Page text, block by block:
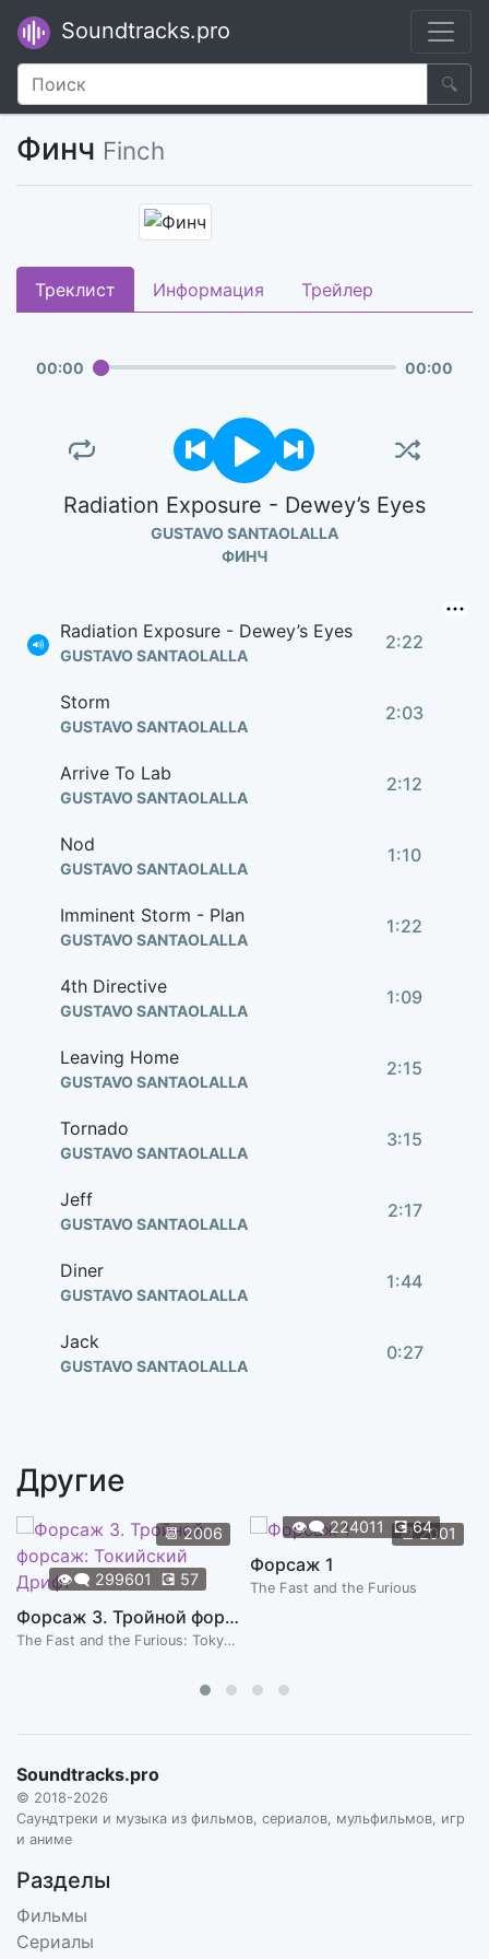
Soundtracks.pro
🔍
Финч Finch
Треклист Информация Трейлер
00:00 00:00
Radiation Exposure - Dewey’s Eyes
GUSTAVO SANTAOLALLA
ФИНЧ
Radiation Exposure - Dewey’s Eyes
GUSTAVO SANTAOLALLA
2:22
Storm
GUSTAVO SANTAOLALLA
2:03
Arrive To Lab
GUSTAVO SANTAOLALLA
2:12
Nod
GUSTAVO SANTAOLALLA
1:10
Imminent Storm - Plan
GUSTAVO SANTAOLALLA
1:22
4th Directive
GUSTAVO SANTAOLALLA
1:09
Leaving Home
GUSTAVO SANTAOLALLA
2:15
Tornado
GUSTAVO SANTAOLALLA
3:15
Jeff
GUSTAVO SANTAOLALLA
2:17
Diner
GUSTAVO SANTAOLALLA
1:44
Jack
GUSTAVO SANTAOLALLA
0:27
Learning to Drive
Hospital, Pt. 1
GUSTAVO SANTAOLALLA
Hospital, Pt. 2
GUSTAVO SANTAOLALLA
GY Story
GUSTAVO SANTAOLALLA
Butterfly
Ball Throw
GUSTAVO SANTAOLALLA
Другие
📆2006
👁️‍🗨️ 299601 💽 57
Форсаж 3. Тройной форсаж: Токийский Дрифт
The Fast and the Furious: Tokyo Drift
📆2001
👁️‍🗨️224011 💽64
Форсаж 1
The Fast and the Furious
Soundtracks.pro
© 2018-2026
Саундтреки и музыка из фильмов, сериалов, мульфильмов, игр
и аниме
Разделы
Фильмы
Сериалы